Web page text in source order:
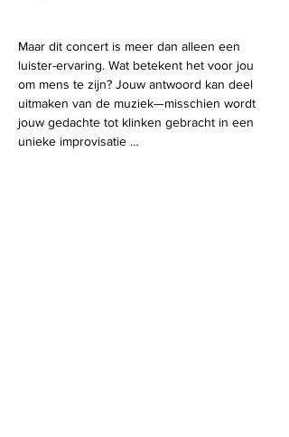
Maar dit concert is meer dan alleen een
luister-ervaring. Wat betekent het voor jou
om mens te zijn? Jouw antwoord kan deel
uitmaken van de muziek—misschien wordt
jouw gedachte tot klinken gebracht in een
unieke improvisatie …